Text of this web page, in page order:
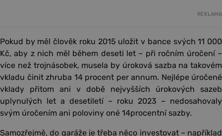
REKLAMA
Pokud by měl člověk roku 2015 uložit v bance svých 11 000
Kč, aby z nich měl během deseti let – při ročním úročení –
více než trojnásobek, musela by úroková sazba na takovém
vkladu činit zhruba 14 procent per annum. Nejlépe úročené
vklady přitom ani v době nejvyšších úrokových sazeb
uplynulých let a desetiletí – roku 2023 – nedosahovaly
svým úročením ani poloviny oné 14procentní sazby.
Samozřejmě, do garáže je třeba něco investovat – například